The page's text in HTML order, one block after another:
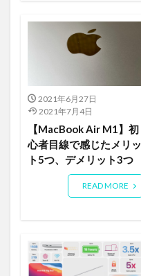
2021年6月27日
2021年7月4日
【MacBook Air M1】初
心者目線で感じたメリッ
ト5つ、デメリット3つ
READ MORE